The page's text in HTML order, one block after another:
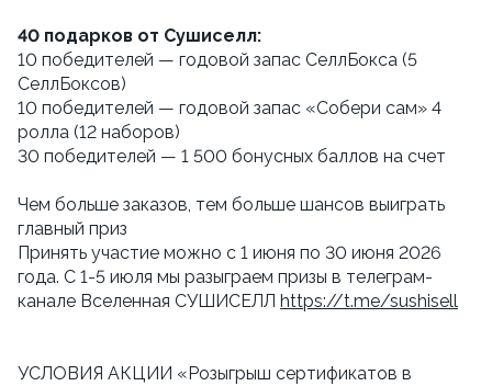
40 подарков от Сушиселл:
10 победителей — годовой запас СеллБокса (5
СеллБоксов)
10 победителей — годовой запас «Собери сам» 4
ролла (12 наборов)
30 победителей — 1 500 бонусных баллов на счет
Чем больше заказов, тем больше шансов выиграть
главный приз
Принять участие можно с 1 июня по 30 июня 2026
года. С 1-5 июля мы разыграем призы в телеграм-
канале Вселенная СУШИСЕЛЛ https://t.me/sushisell
УСЛОВИЯ АКЦИИ «Розыгрыш сертификатов в